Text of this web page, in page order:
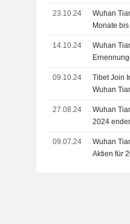
23.10.24
Wuhan
Monate
14.10.24
Wuhan
09.10.24
Tibet Join
Wuhan
Equity
27.08.24
Wuhan
2024
09.07.24
Wuhan
Aktien für